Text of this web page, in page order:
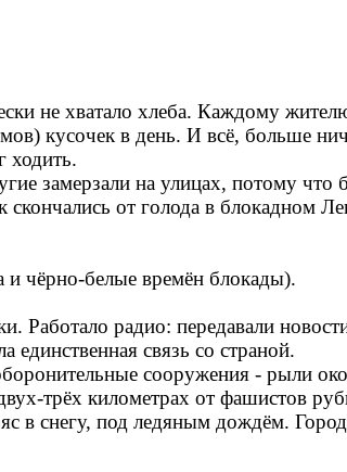
не хватало хлеба. Каждому
в день. И всё, больше
ходить.
замерзали на улицах, потому что
от голода в блокадном
и чёрно-белые времён блокады).
Работало радио: передавали
единственная связь со страной.
сооружения - рыли
трёх километрах от фашистов
в снегу, под ледяным дождём.